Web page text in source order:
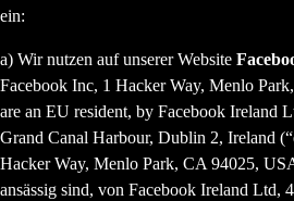
ein:
a) Wir nutzen auf unserer Website
Facebook Inc, 1 Hacker Way, Menlo
are an EU resident, by Facebook Ireland
Grand Canal Harbour, Dublin 2, Ireland
Hacker Way, Menlo Park, CA 94025,
ansässig sind, von Facebook Ireland Ltd,